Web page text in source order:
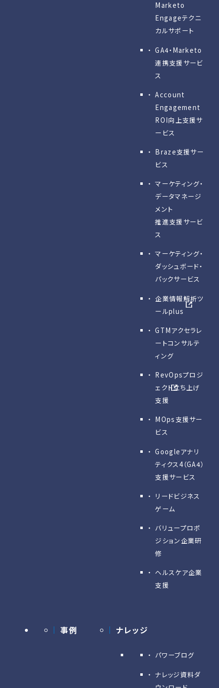
Marketo
Engageテクニ
カルサポート
GA4・Marketo
連携支援サービ
ス
Account
Engagement
ROI向上支援サ
ービス
Braze支援サー
ビス
マーケティング・
データマネージ
メント
推進支援サービ
ス
マーケティング・
ダッシュボード・
パックサービス
企業情報解析ツ
ールplus
GTMアクセラレ
ートコンサルテ
ィング
RevOpsプロジ
ェクト立ち上げ
支援
MOps支援サー
ビス
Googleアナリ
ティクス4（GA4）
支援サービス
リードビジネス
ゲーム
バリュープロポ
ジション企業研
修
ヘルスケア企業
支援
事例 ナレッジ
パワーブログ
ナレッジ資料ダ